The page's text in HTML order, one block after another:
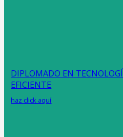
DIPLOMADO EN
EFICIENTE
haz click aquí